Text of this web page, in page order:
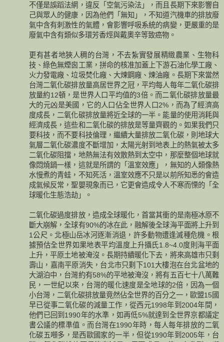
不僅是誤蹈法網，違反「空氣污染法」，而且長期下來影響自
己與眾人的健康，因為他們「無知」，不知道汽機車的排放廢
氣中含有刺激性的氣體，會影響呼吸系統的病變，更嚴重的是
廢氣中含有類似多環芳香烴與戴奧辛等致癌物。
更有甚者地狹人稠的台灣，不去紮實發展精緻農業、生物科
技、綠色無煙囪工業，拼命的核准加蓋上下游石油化學工廠、
火力發電廠、垃圾焚化廠、大煉鋼廠、煉油廠。長期下來當然
台灣二氧化碳排放量高居世界之冠，平均每人每年二氧化碳排
放量約12頓，是世界人口平均值的3倍。而二氧化碳排放量最
大的元凶是美國，它的人口佔全世界人口2%，而為了經濟高
度成長，二氧化碳排放量將近全球的一半。能量的使用消耗與
經濟成長，這些和二氧化碳的排放是等量齊觀的。如果我們只
要科技，而不要科技倫理，繼續大量排放二氧化碳，則地球大
氣層二氧化碳濃度不斷增加，太陽光射到地表上的熱氣被太多
二氧化碳阻擋，地熱無法有效散熱到太空中，那麼整個地球就
像悶燒鍋一樣，這就是所謂的「溫室效應」，無知的人類像熱
水慢煮的青蛙，不知死活，溫室效應不只是以前所知悉的會造
成氣候反常，聖嬰現象而已，它更會造成令人不寒而慄的「全
球暖化生態浩劫」。
二氧化碳過度排放，造成全球暖化，首當其衝的是南極冰原不
斷大崩解，全球有90%的冰在此，融解後全球海平面將上升到
1公尺。北極山岳冰河逐漸消退，許多動物遭逢滅種危機。根
據預估全世界如果地表平均溫度上升攝氏1.8~4.0度則海平面
上升，平原土地被淹沒。長期持續暖化下去，將來高雄市只剩
壽山，嘉南平原消失，台北市只剩下101大樓泡在台北盆地的
大湖泊中，台灣約有58%的平地被淹沒，將有五百七十八萬難
民，一世紀以來，台灣的暖化速度是全地球的2倍，因為一個
小台灣，二氧化碳排放量竟然佔全世界的百分之一，歐盟15國
早已從事二氧化碳的減量工作，從西元1998年到2004年間，
他們已回到1990年的水準，如再低5%就達到全世界京都議定
書公議的標準值。而台灣在1990年時，每人每年排放的二氧
化碳五噸多，是西歐國家的一半，但從1990年到2005年，台